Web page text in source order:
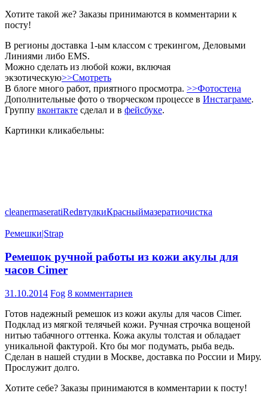
Хотите такой же? Заказы принимаются в комментарии к
посту!
В регионы доставка 1-ым классом с трекингом, Деловыми
Линиями либо EMS.
Можно сделать из любой кожи, включая
экзотическую>>Смотреть
В блоге много работ, приятного просмотра. >>Фотостена
Дополнительные фото о творческом процессе в Инстаграме.
Группу вконтакте сделал и в фейсбуке.
Картинки кликабельны:
cleanermaseratiRedвтулкиКрасныймазератиочистка
Ремешки|Strap
Ремешок ручной работы из кожи акулы для
часов Cimer
31.10.2014 Fog 8 комментариев
Готов надежный ремешок из кожи акулы для часов Cimer.
Подклад из мягкой телячьей кожи. Ручная строчка вощеной
нитью табачного оттенка. Кожа акулы толстая и обладает
уникальной фактурой. Кто бы мог подумать, рыба ведь.
Сделан в нашей студии в Москве, доставка по России и Миру.
Прослужит долго.
Хотите cебе? Заказы принимаются в комментарии к посту!